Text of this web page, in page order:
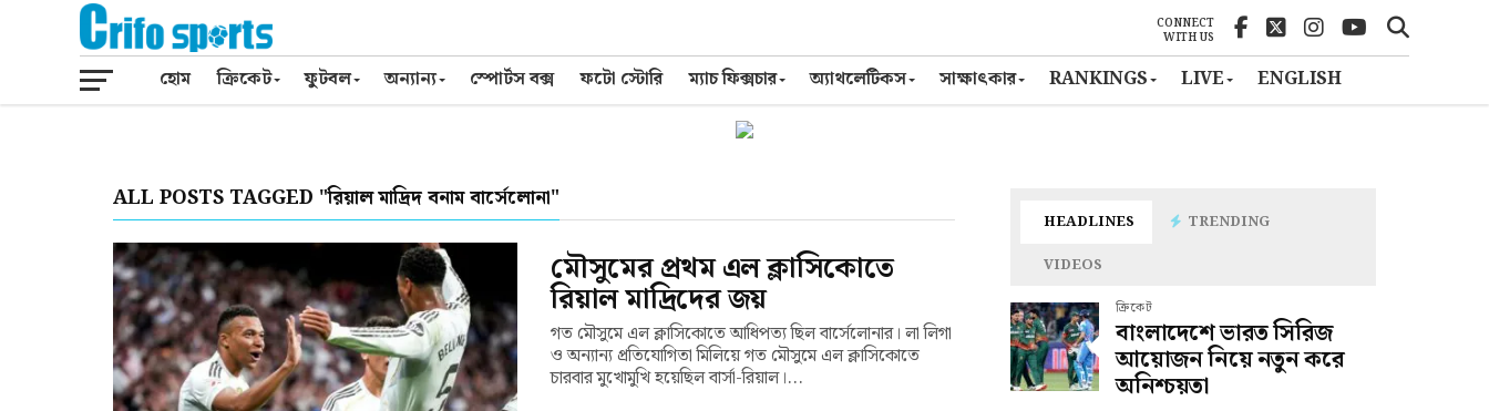
CONNECT
WITH US
হোম ক্রিকেট ফুটবল অন্যান্য স্পোর্টস বক্স ফটো স্টোরি ম্যাচ ফিক্সচার অ্যাথলেটিকস সাক্ষাৎকার RANKINGS LIVE ENGLISH
ALL POSTS TAGGED "রিয়াল মাদ্রিদ বনাম বার্সেলোনা"
মৌসুমের প্রথম এল ক্লাসিকোতে
রিয়াল মাদ্রিদের জয়
গত মৌসুমে এল ক্লাসিকোতে আধিপত্য ছিল বার্সেলোনার। লা লিগা
ও অন্যান্য প্রতিযোগিতা মিলিয়ে গত মৌসুমে এল ক্লাসিকোতে
চারবার মুখোমুখি হয়েছিল বার্সা-রিয়াল।...
HEADLINES
TRENDING
VIDEOS
ক্রিকেট
বাংলাদেশে ভারত সিরিজ
আয়োজন নিয়ে নতুন করে
অনিশ্চয়তা